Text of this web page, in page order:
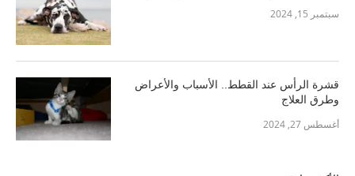
سبتمبر 15, 2024
قشرة الرأس عند القطط.. الأسباب والأعراض
وطرق العلاج
أغسطس 27, 2024